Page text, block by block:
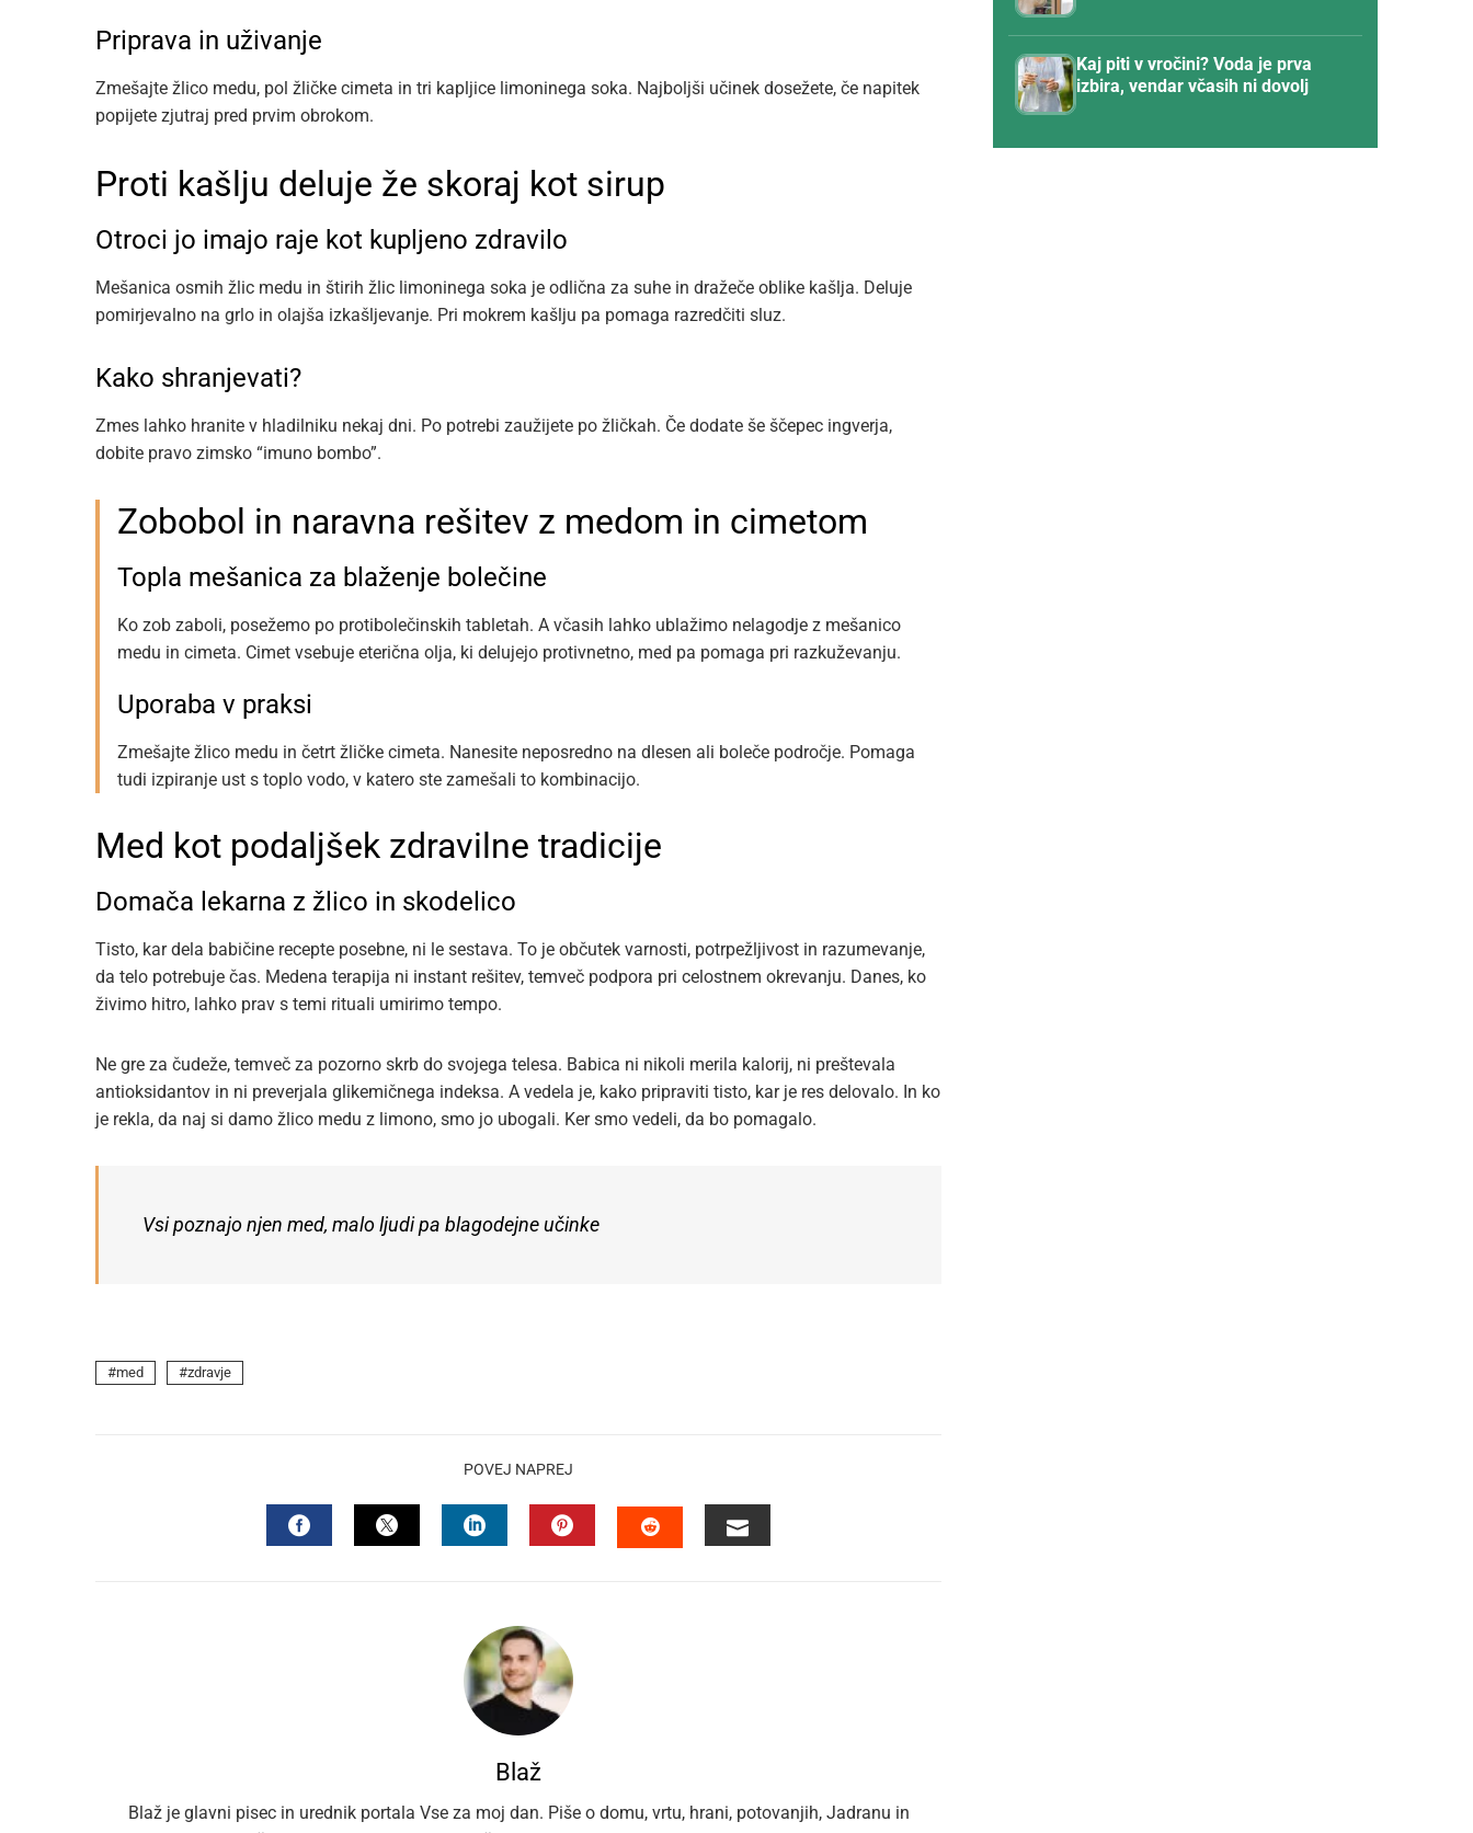
Priprava in uživanje
Zmešajte žlico medu, pol žličke cimeta in tri kapljice limoninega soka. Najboljši učinek dosežete, če napitek
popijete zjutraj pred prvim obrokom.
Proti kašlju deluje že skoraj kot sirup
Otroci jo imajo raje kot kupljeno zdravilo
Mešanica osmih žlic medu in štirih žlic limoninega soka je odlična za suhe in dražeče oblike kašlja. Deluje
pomirjevalno na grlo in olajša izkašljevanje. Pri mokrem kašlju pa pomaga razredčiti sluz.
Kako shranjevati?
Zmes lahko hranite v hladilniku nekaj dni. Po potrebi zaužijete po žličkah. Če dodate še ščepec ingverja,
dobite pravo zimsko “imuno bombo”.
Zobobol in naravna rešitev z medom in cimetom
Topla mešanica za blaženje bolečine
Ko zob zaboli, posežemo po protibolečinskih tabletah. A včasih lahko ublažimo nelagodje z mešanico
medu in cimeta. Cimet vsebuje eterična olja, ki delujejo protivnetno, med pa pomaga pri razkuževanju.
Uporaba v praksi
Zmešajte žlico medu in četrt žličke cimeta. Nanesite neposredno na dlesen ali boleče področje. Pomaga
tudi izpiranje ust s toplo vodo, v katero ste zamešali to kombinacijo.
Med kot podaljšek zdravilne tradicije
Domača lekarna z žlico in skodelico
Tisto, kar dela babičine recepte posebne, ni le sestava. To je občutek varnosti, potrpežljivost in razumevanje,
da telo potrebuje čas. Medena terapija ni instant rešitev, temveč podpora pri celostnem okrevanju. Danes, ko
živimo hitro, lahko prav s temi rituali umirimo tempo.
Ne gre za čudeže, temveč za pozorno skrb do svojega telesa. Babica ni nikoli merila kalorij, ni preštevala
antioksidantov in ni preverjala glikemičnega indeksa. A vedela je, kako pripraviti tisto, kar je res delovalo. In ko
je rekla, da naj si damo žlico medu z limono, smo jo ubogali. Ker smo vedeli, da bo pomagalo.
Vsi poznajo njen med, malo ljudi pa blagodejne učinke
med zdravje
POVEJ NAPREJ
Blaž
Blaž je glavni pisec in urednik portala Vse za moj dan. Piše o domu, vrtu, hrani, potovanjih, Jadranu in
Kaj piti v vročini? Voda je prva
izbira, vendar včasih ni dovolj